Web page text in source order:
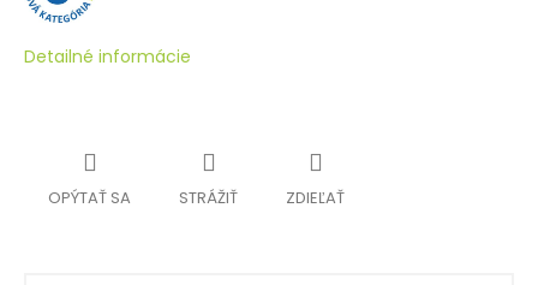
Detailné informácie
OPÝTAŤ SA STRÁŽIŤ ZDIEĽAŤ